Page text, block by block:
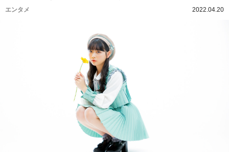
エンタメ 2022.04.20